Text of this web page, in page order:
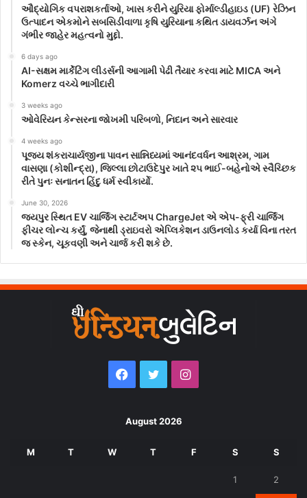
ઔદ્યોગિક વપરાશકર્તાઓ, ખાસ કરીને યુરિયા ફોર્માલ્ડીહાઇડ (UF) રેઝિન
ઉત્પાદન એકમોને સબસિડીવાળા કૃષિ યુરિયાના કથિત ડાયવર્ઝન અંગે
ગંભીર જાહેર મહત્વનો મુદ્દો.
6 days ago
AI-સક્ષમ માર્કેટિંગ લીડર્સની આગામી પેઢી તૈયાર કરવા માટે MICA અને
Komerz વચ્ચે ભાગીદારી
3 weeks ago
ઓવેરિયન કેન્સરના જોખમી પરિબળો, નિદાન અને સારવાર
4 weeks ago
પૂજ્ય શંકરાચાર્યજીના પાવન સાન્નિધ્યમાં આનંદવર્ધન આશ્રમ, ગામ
વાસણા (કોશીન્દ્રા), જિલ્લા છોટાઉદેપુર ખાતે ૨૫ ભાઈ-બહેનોએ સ્વૈચ્છિક
રીતે પુનઃ સનાતન હિંદુ ધર્મ સ્વીકાર્યો.
June 30, 2026
જયપુર સ્થિત EV ચાર્જિંગ સ્ટાર્ટઅપ ChargeJet એ એપ-ફ્રી ચાર્જિંગ
ફીચર લોન્ચ કર્યું, જેનાથી ડ્રાઇવરો એપ્લિકેશન ડાઉનલોડ કર્યા વિના તરત
જ સ્કેન, ચૂકવણી અને ચાર્જ કરી શકે છે.
Facebook
TwitterInstagram
August 2026
M T W T F S S
1 2